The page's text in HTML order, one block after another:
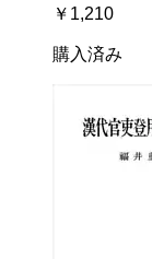
￥1,210
購入済み